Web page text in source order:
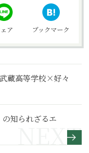
ア ブックマーク
蔵高等学校×好々
知られざるエ